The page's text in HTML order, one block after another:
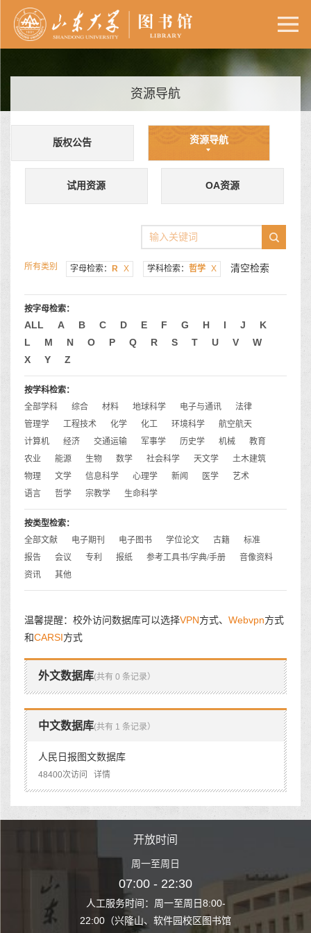
资源导航
版权公告 资源导航
试用资源 OA资源
所有类别 字母检索： R X 学科检索： 哲学 X 清空检索
按字母检索：
ALL A B C D E F G H I J
K
L
M N O P Q R S T U V
W
X
Y Z
按学科检索：
全部学科
综合 材料 地球科学 电子与通讯
法律
管理学
工程技术 化学 化工 环境科学
航空航天
计算机
经济 交通运输 军事学 历史学 机械
教育
农业
能源 生物 数学 社会科学 天文学
土木建筑
物理
文学 信息科学 心理学 新闻 医学
艺术
语言
哲学 宗教学 生命科学
按类型检索：
全部文献
电子期刊 电子图书 学位论文 古籍
标准
报告
会议 专利 报纸 参考工具书/字典/手册
音像资料
资讯
其他
温馨提醒：校外访问数据库可以选择VPN方式、 Webvpn方式
和CARSI方式
外文数据库(共有 0 条记录）
中文数据库(共有 1 条记录）
人民日报图文数据库
48400次访问 详情
至周日8:00-
园校区图书馆
开放时间
周一至周日
07:00 - 22:30
人工服务时间：周一至周日8:00-
22:00（兴隆山、软件园校区图书馆
人工服务时间
22:00（兴隆山